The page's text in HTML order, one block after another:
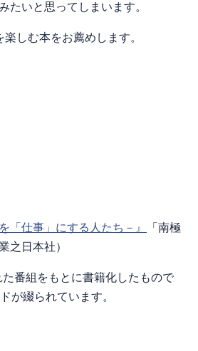
たいと思ってしまいます。
しむ本をお薦めします。
「仕事」にする人たち－』
「南極
之日本社）
番組をもとに書籍化したもので
が綴られています。